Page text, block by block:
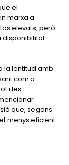
el
marxa a
elevats, però
disponibilitat
la lentitud amb
com a
i les
que, segons
menys eficient